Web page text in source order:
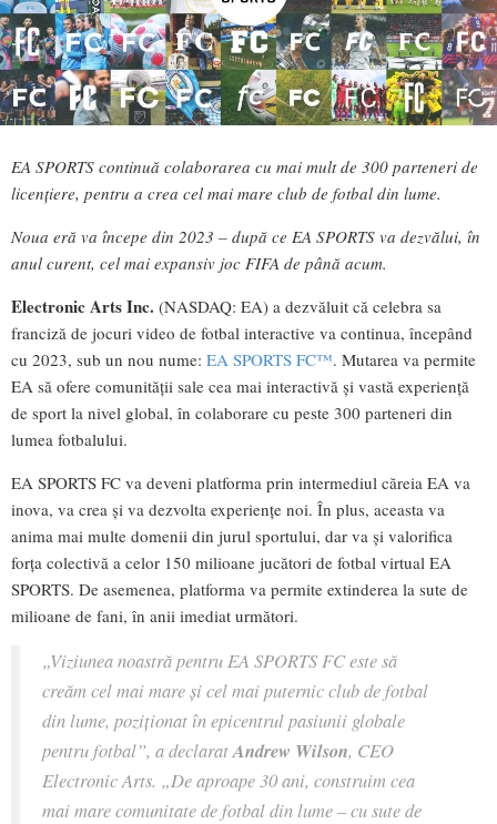
EA SPORTS continuă colaborarea cu mai mult de 300 parteneri de
licențiere, pentru a crea cel mai mare club de fotbal din lume.
Noua eră va începe din 2023 – după ce EA SPORTS va dezvălui, în
anul curent, cel mai expansiv joc FIFA de până acum.
Electronic Arts Inc. (NASDAQ: EA) a dezvăluit că celebra sa
franciză de jocuri video de fotbal interactive va continua, începând
cu 2023, sub un nou nume: EA SPORTS FC™. Mutarea va permite
EA să ofere comunității sale cea mai interactivă și vastă experiență
de sport la nivel global, în colaborare cu peste 300 parteneri din
lumea fotbalului.
EA SPORTS FC va deveni platforma prin intermediul căreia EA va
inova, va crea și va dezvolta experiențe noi. În plus, aceasta va
anima mai multe domenii din jurul sportului, dar va și valorifica
forța colectivă a celor 150 milioane jucători de fotbal virtual EA
SPORTS. De asemenea, platforma va permite extinderea la sute de
milioane de fani, în anii imediat următori.
„Viziunea noastră pentru EA SPORTS FC este să
creăm cel mai mare și cel mai puternic club de fotbal
din lume, poziționat în epicentrul pasiunii globale
pentru fotbal”, a declaratAndrew Wilson, CEO
Electronic Arts. „De aproape 30 ani, construim cea
mai mare comunitate de fotbal din lume – cu sute de